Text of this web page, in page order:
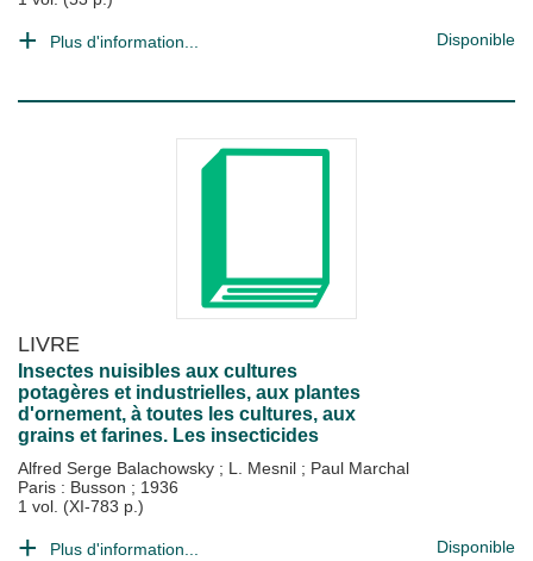
Plus d'information... Disponible
LIVRE
Insectes nuisibles aux cultures
potagères et industrielles, aux plantes
d'ornement, à toutes les cultures, aux
grains et farines. Les insecticides
Alfred Serge Balachowsky ; L. Mesnil ; Paul Marchal
Paris : Busson ; 1936
1 vol. (XI-783 p.)
Plus d'information... Disponible